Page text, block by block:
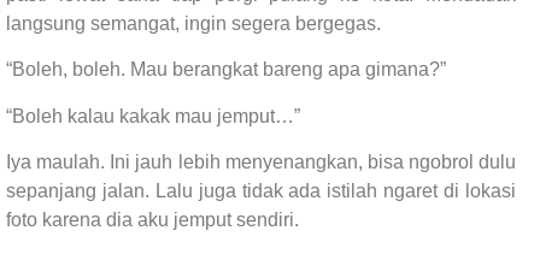
langsung semangat, ingin segera bergegas.
“Boleh, boleh. Mau berangkat bareng apa gimana?”
“Boleh kalau kakak mau jemput…”
Iya maulah. Ini jauh lebih menyenangkan, bisa ngobrol dulu
sepanjang jalan. Lalu juga tidak ada istilah ngaret di lokasi
foto karena dia aku jemput sendiri.